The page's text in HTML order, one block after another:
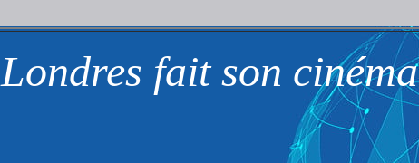
Londres fait son cinéma